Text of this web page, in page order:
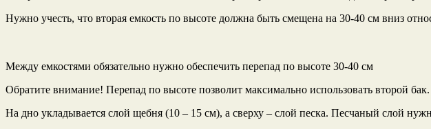
Нужно учесть, что вторая емкость по высоте должна быть смещена на 30-40 см вниз
Между емкостями обязательно нужно обеспечить перепад по высоте 30-40 см
Обратите внимание! Перепад по высоте позволит максимально использовать второй
На дно укладывается слой щебня (10 – 15 см), а сверху – слой песка. Песчаный слой